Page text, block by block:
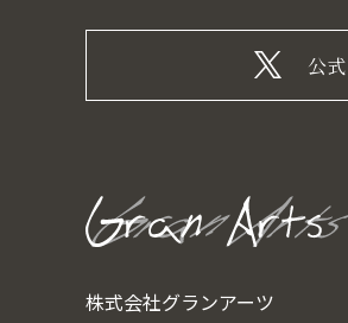
公
株式会社グランアーツ